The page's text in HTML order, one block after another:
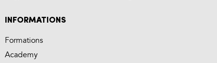
INFORMATIONS
Formations
Academy